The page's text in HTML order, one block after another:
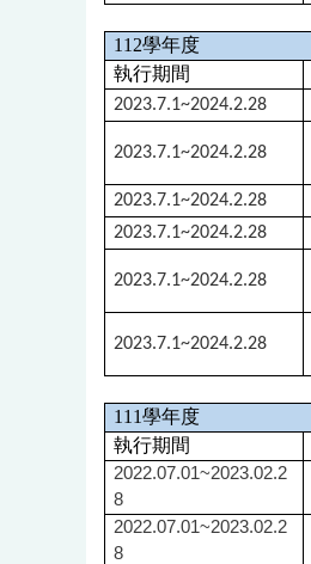
112學年度
執行期間
2023.7.1~2024.2.28
2023.7.1~2024.2.28
2023.7.1~2024.2.28
2023.7.1~2024.2.28
2023.7.1~2024.2.28
2023.7.1~2024.2.28
111學年度
執行期間
2022.07.01~2023.02.2
8
2022.07.01~2023.02.2
8